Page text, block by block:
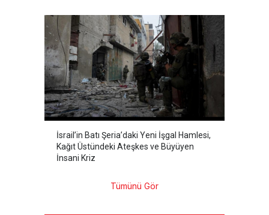
İsrail’in Batı Şeria’daki Yeni İşgal Hamlesi,
Kağıt Üstündeki Ateşkes ve Büyüyen
İnsani Kriz
Tümünü Gör